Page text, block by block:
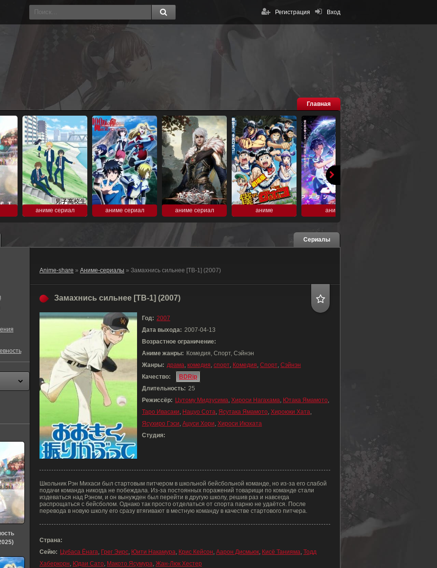
Вход
Регистрация
Главная
аниме сериал аниме сериал аниме сериал аниме аниме
Сериалы
Anime-share » Аниме-сериалы » Замахнись сильнее [ТВ-1] (2007)
Замахнись сильнее [ТВ-1] (2007)
Год: 2007
Дата выхода: 2007-04-13
Возрастное ограничение:
Аниме жанры: Комедия, Спорт, Сэйнэн
Жанры: драма, комедия, спорт, Комедия, Спорт, Сэйнэн
Качество:
BDRip
Длительность: 25
Режиссёр: Цутому Мидзусима, Хироси Нагахама, Ютака Ямамото,
Таро Ивасаки, Нацуо Сота, Ясутака Ямамото, Хироюки Хата,
Ясухиро Гэси, Ацуси Хори, Хироси Икэхата
Студия:
Школьник Рэн Михаси был стартовым питчером в школьной бейсбольной команде, но из-за его слабой
подачи команда никогда не побеждала. Из-за постоянных поражений товарищи по команде стали
издеваться над Рэном, и он вынужден был перейти в другую школу, решив раз и навсегда
распрощаться с бейсболом. Однако так просто отделаться от спорта парню не удаётся. После
перевода в новую школу его сразу втягивают в местную команду в качестве стартового питчера.
Страна:
Сейю: Цубаса Ёнага, Грег Эирс, Юити Накамура, Крис Кейсон, Аарон Дисмьюк, Кисё Танияма, Тодд
Хаберкорн, Юдаи Сато, Макото Ясумура, Жан-Люк Хестер